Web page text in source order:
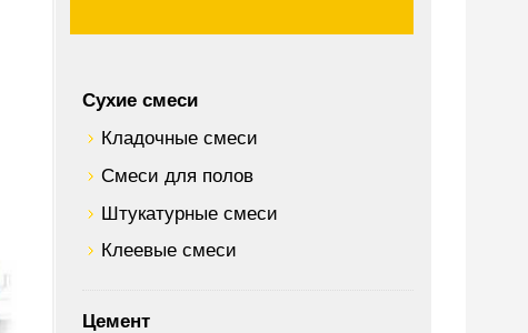
Сухие смеси
Кладочные смеси
Смеси для полов
Штукатурные смеси
Клеевые смеси
Цемент